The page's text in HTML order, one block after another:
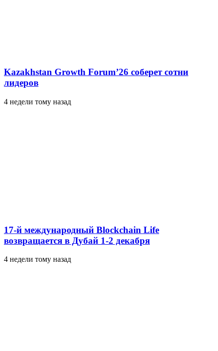
Kazakhstan Growth Forum’26 соберет сотни
лидеров
4 недели тому назад
17-й международный Blockchain Life
возвращается в Дубай 1-2 декабря
4 недели тому назад